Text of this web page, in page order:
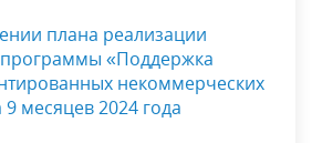
плана реализации
«Поддержка
некоммерческих
месяцев 2024 года